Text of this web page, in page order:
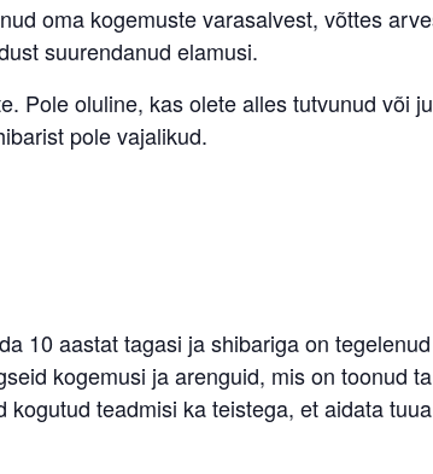
oma kogemuste varasalvest, võttes
suurendanud elamusi.
Pole oluline, kas olete alles tutvunud või
pole vajalikud.
10 aastat tagasi ja shibariga on
kogemusi ja arenguid, mis on toonud
teadmisi ka teistega, et aidata